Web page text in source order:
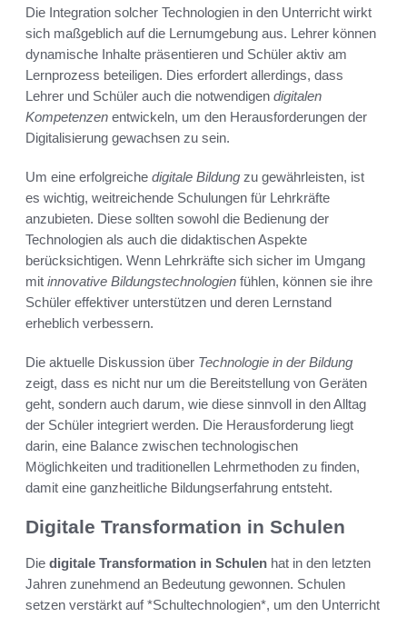
Die Integration solcher Technologien in den Unterricht wirkt
sich maßgeblich auf die Lernumgebung aus. Lehrer können
dynamische Inhalte präsentieren und Schüler aktiv am
Lernprozess beteiligen. Dies erfordert allerdings, dass
Lehrer und Schüler auch die notwendigen digitalen
Kompetenzen entwickeln, um den Herausforderungen der
Digitalisierung gewachsen zu sein.
Um eine erfolgreiche digitale Bildung zu gewährleisten, ist
es wichtig, weitreichende Schulungen für Lehrkräfte
anzubieten. Diese sollten sowohl die Bedienung der
Technologien als auch die didaktischen Aspekte
berücksichtigen. Wenn Lehrkräfte sich sicher im Umgang
mit innovative Bildungstechnologien fühlen, können sie ihre
Schüler effektiver unterstützen und deren Lernstand
erheblich verbessern.
Die aktuelle Diskussion über Technologie in der Bildung
zeigt, dass es nicht nur um die Bereitstellung von Geräten
geht, sondern auch darum, wie diese sinnvoll in den Alltag
der Schüler integriert werden. Die Herausforderung liegt
darin, eine Balance zwischen technologischen
Möglichkeiten und traditionellen Lehrmethoden zu finden,
damit eine ganzheitliche Bildungserfahrung entsteht.
Digitale Transformation in Schulen
Die digitale Transformation in Schulen hat in den letzten
Jahren zunehmend an Bedeutung gewonnen. Schulen
setzen verstärkt auf *Schultechnologien*, um den Unterricht